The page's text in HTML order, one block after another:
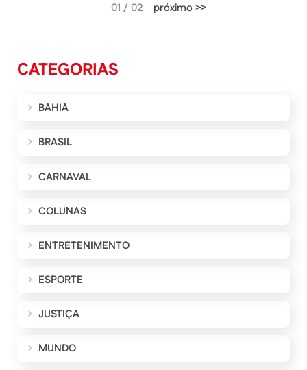
01 / 02 próximo >>
CATEGORIAS
BAHIA
BRASIL
CARNAVAL
COLUNAS
ENTRETENIMENTO
ESPORTE
JUSTIÇA
MUNDO